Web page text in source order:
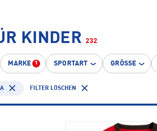
KINDER 232
MARKE 1 SPORTART GRÖSSE
FILTER LÖSCHEN